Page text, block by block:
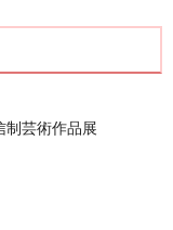
制芸術作品展